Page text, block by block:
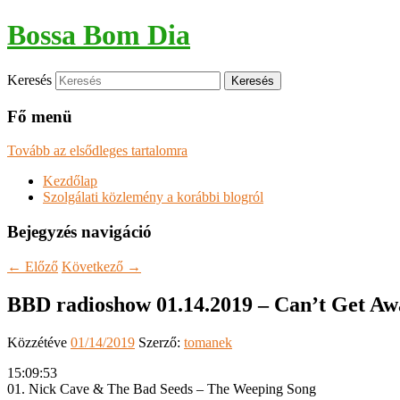
Bossa Bom Dia
Keresés
Fő menü
Tovább az elsődleges tartalomra
Kezdőlap
Szolgálati közlemény a korábbi blogról
Bejegyzés navigáció
← Előző Következő →
BBD radioshow 01.14.2019 – Can’t Get
Közzétéve 01/14/2019 Szerző: tomanek
15:09:53
01. Nick Cave & The Bad Seeds – The Weeping Song